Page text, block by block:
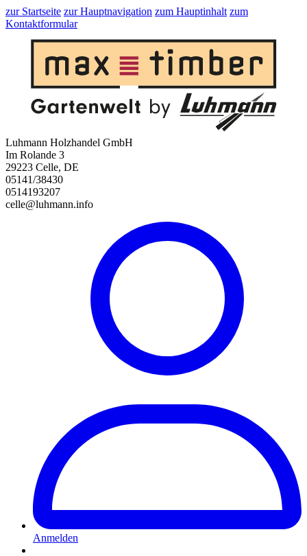
zur Startseite zur Hauptnavigation zum Hauptinhalt zum
Kontaktformular
Luhmann Holzhandel GmbH
Im Rolande 3
29223 Celle, DE
05141/38430
0514193207
celle@luhmann.info
Anmelden